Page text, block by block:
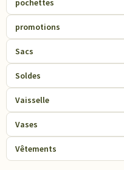
promotions
Sacs
Soldes
Vaisselle
Vases
Vêtements